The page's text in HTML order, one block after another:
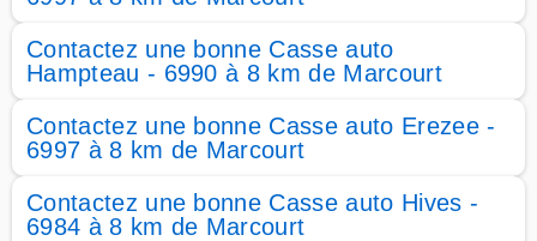
Contactez une bonne Casse auto
Hampteau - 6990 à 8 km de Marcourt
Contactez une bonne Casse auto Erezee -
6997 à 8 km de Marcourt
Contactez une bonne Casse auto Hives -
6984 à 8 km de Marcourt